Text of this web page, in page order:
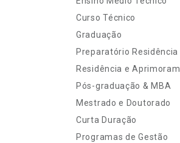
Curso Técnico
Graduação
Preparatório Residência
Residência e
Pós-graduação & MBA
Mestrado e Doutorado
Curta Duração
Programas de Gestão